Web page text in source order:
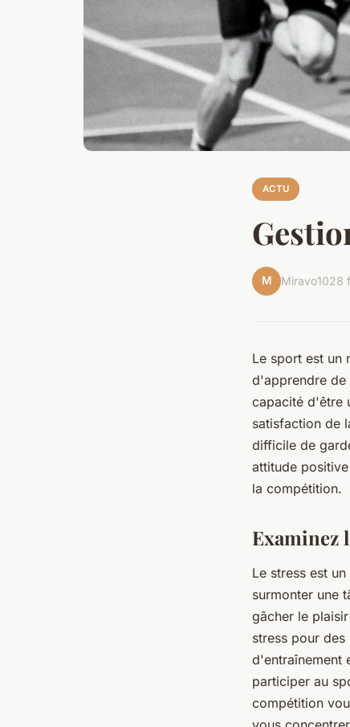
ACTU
M Miravo1028
Le sport est un
d'apprendre de
capacité d'être
satisfaction de
difficile de
attitude
la compétition.
Examinez
Le stress est
surmonter une
gâcher le
stress pour
d'entraînement
participer au
compétition